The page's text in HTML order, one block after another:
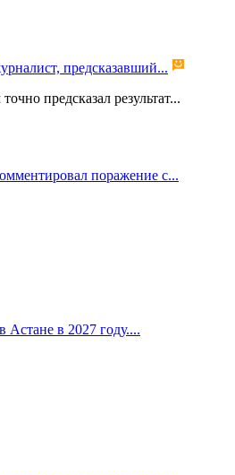
предсказавший...
предсказал результат...
поражение с...
в 2027 году....